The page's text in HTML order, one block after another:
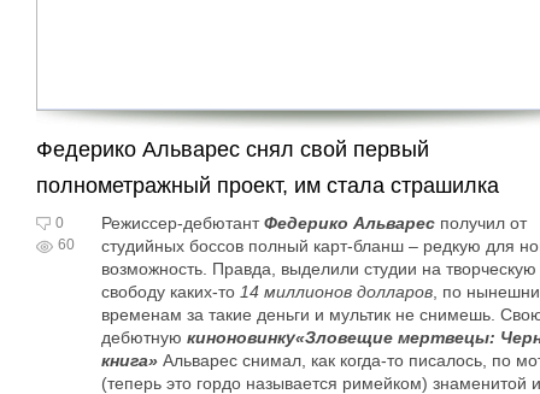
Федерико Альварес снял свой первый
полнометражный проект, им стала страшилка
0
60
Режиссер-дебютантФедерико Альварес получил от
студийных боссов полный карт-бланш – редкую для
возможность. Правда, выделили студии на творческую
свободу каких-то 14 миллионов долларов, по
временам за такие деньги и мультик не снимешь.
дебютную киноновинку«Зловещие мертвецы:
книга»Альварес снимал, как когда-то писалось, по
(теперь это гордо называется римейком) знаменитой и